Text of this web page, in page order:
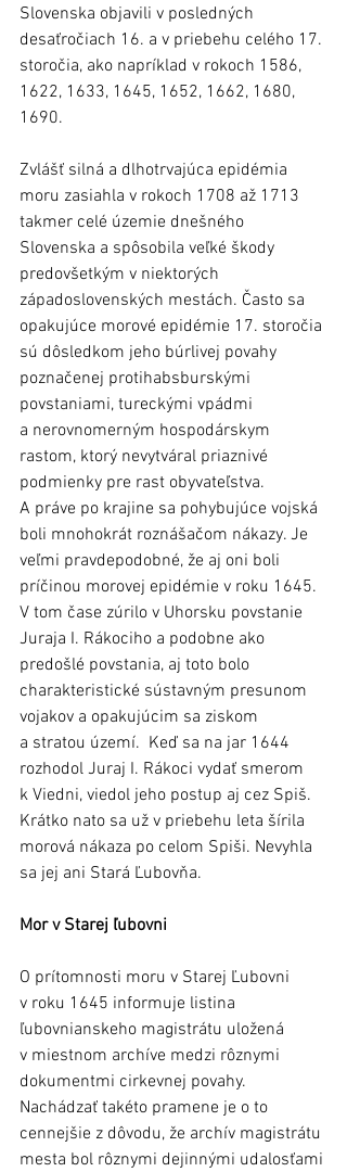
Slovenska objavili v posledných
desaťročiach 16. a v priebehu celého 17.
storočia, ako napríklad v rokoch 1586,
1622, 1633, 1645, 1652, 1662, 1680,
1690.
Zvlášť silná a dlhotrvajúca epidémia
moru zasiahla v rokoch 1708 až 1713
takmer celé územie dnešného
Slovenska a spôsobila veľké škody
predovšetkým v niektorých
západoslovenských mestách. Často sa
opakujúce morové epidémie 17. storočia
sú dôsledkom jeho búrlivej povahy
poznačenej protihabsburskými
povstaniami, tureckými vpádmi
a nerovnomerným hospodárskym
rastom, ktorý nevytváral priaznivé
podmienky pre rast obyvateľstva.
A práve po krajine sa pohybujúce vojská
boli mnohokrát roznášačom nákazy. Je
veľmi pravdepodobné, že aj oni boli
príčinou morovej epidémie v roku 1645.
V tom čase zúrilo v Uhorsku povstanie
Juraja I. Rákociho a podobne ako
predošlé povstania, aj toto bolo
charakteristické sústavným presunom
vojakov a opakujúcim sa ziskom
a stratou území.  Keď sa na jar 1644
rozhodol Juraj I. Rákoci vydať smerom
k Viedni, viedol jeho postup aj cez Spiš.
Krátko nato sa už v priebehu leta šírila
morová nákaza po celom Spiši. Nevyhla
sa jej ani Stará Ľubovňa.
Mor v Starej ľubovni
O prítomnosti moru v Starej Ľubovni
v roku 1645 informuje listina
ľubovnianskeho magistrátu uložená
v miestnom archíve medzi rôznymi
dokumentmi cirkevnej povahy.
Nachádzať takéto pramene je o to
cennejšie z dôvodu, že archív magistrátu
mesta bol rôznymi dejinnými udalosťami